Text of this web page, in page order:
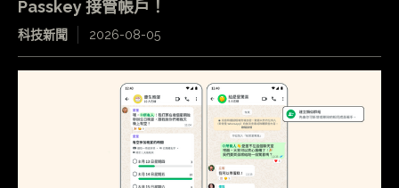
Passkey 接管帳戶！
科技新聞 2026-08-05